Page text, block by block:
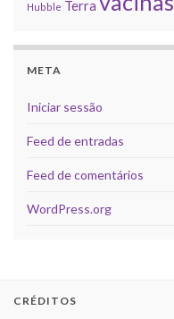
Hubble Terra
META
Iniciar sessão
Feed de entradas
Feed de comentários
WordPress.org
CRÉDITOS